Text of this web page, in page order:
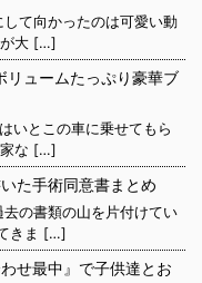
て向かったのは可愛い動
が大 […]
リュームたっぷり豪華ブ
いとこの車に乗せてもら
家な […]
た手術同意書まとめ
の書類の山を片付けてい
きま […]
せ最中』で子供達とお